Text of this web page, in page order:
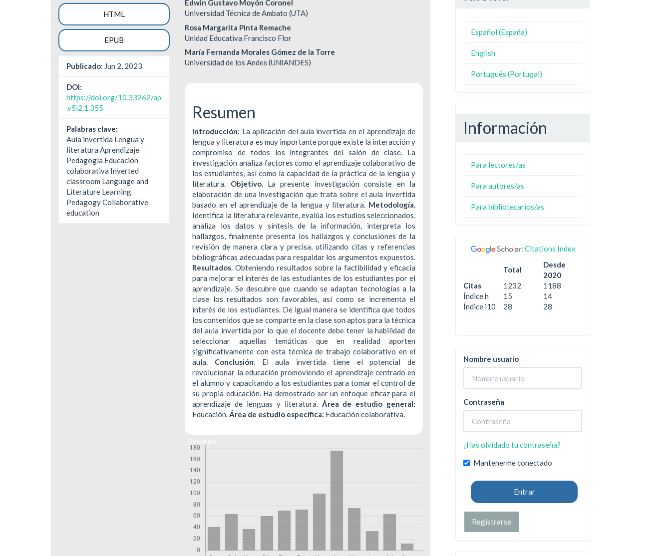
POLÍTICA DE CORRECCIÓN Y RETRACTACIÓN
del
artículo
HTML
EPUB
Publicado: Jun 2, 2023
DOI:
https://doi.org/10.33262/ap
.v5i2.1.355
Palabras clave:
Aula invertida Lengua y
literatura Aprendizaje
Pedagogía Educación
colaborativa Inverted
classroom Language and
Literature Learning
Pedagogy Collaborative
education
del
artículo
Edwin Gustavo Moyón Coronel
Universidad Técnica de Ambato (UTA)
Rosa Margarita Pinta Remache
Unidad Educativa Francisco Flor
María Fernanda Morales Gómez de la Torre
Universidad de los Andes (UNIANDES)
Resumen
Introducción: La aplicación del aula invertida en el aprendizaje de
lengua y literatura es muy importante porque existe la interacción y
compromiso de todos los integrantes del salón de clase. La
investigación analiza factores como el aprendizaje colaborativo de
los estudiantes, así como la capacidad de la práctica de la lengua y
literatura. Objetivo.La presente investigación consiste en la
elaboración de una investigación que trata sobre el aula invertida
basado en el aprendizaje de la lengua y literatura. Metodología.
Identifica la literatura relevante, evalúa los estudios seleccionados,
analiza los datos y síntesis de la información, interpreta los
hallazgos, finalmente presenta los hallazgos y conclusiones de la
revisión de manera clara y precisa, utilizando citas y referencias
bibliográficas adecuadas para respaldar los argumentos expuestos.
Resultados. Obteniendo resultados sobre la factibilidad y eficacia
para mejorar el interés de las estudiantes de los estudiantes por el
aprendizaje. Se descubre que cuando se adaptan tecnologías a la
clase los resultados son favorables, así como se incrementa el
interés de los estudiantes. De igual manera se identifica que todos
los contenidos que se comparte en la clase son aptos para la técnica
del aula invertida por lo que el docente debe tener la habilidad de
seleccionar aquellas temáticas que en realidad aporten
significativamente con esta técnica de trabajo colaborativo en el
aula. Conclusión. El aula invertida tiene el potencial de
revolucionar la educación promoviendo el aprendizaje centrado en
el alumno y capacitando a los estudiantes para tomar el control de
su propia educación. Ha demostrado ser un enfoque eficaz para el
aprendizaje de lenguas y literatura. Área de estudio general:
Educación.Área de estudio específica: Educación colaborativa.
Español (España)
English
Português (Portugal)
Información
Para lectores/as
Para autores/as
Para bibliotecarios/as
: Citations Index
Total
Desde
2020
Citas
1232
1188
Índice h
15
14
Índice i10
28 28
Nombre usuario
Contraseña
¿Has olvidado tu contraseña?
Mantenerme conectado
Entrar
Registrarse